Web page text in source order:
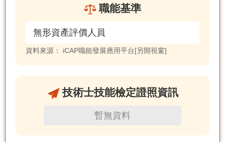
職能基準
無形資產評價人員
資料來源： iCAP職能發展應用平台[另開視窗]
技術士技能檢定證照資訊
暫無資料